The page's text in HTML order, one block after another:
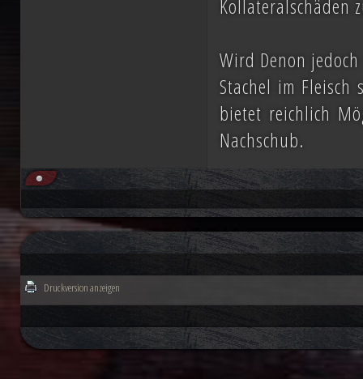
Kollateralschäden
Wird Denon
Stachel im Fleisch
bietet reichlich
Nachschub.
Druckversion anzeigen